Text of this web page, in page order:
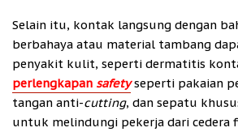
Selain itu, kontak langsung dengan
berbahaya atau material tambang
penyakit kulit, seperti dermatitis
perlengkapan safety seperti pakaian
tangan anti-cutting, dan sepatu
untuk melindungi pekerja dari cedera